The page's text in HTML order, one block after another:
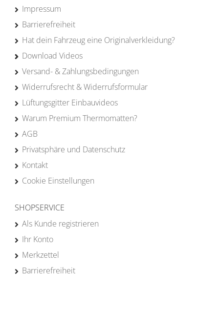
Impressum
Barrierefreiheit
Hat dein Fahrzeug eine Originalverkleidung?
Download Videos
Versand- & Zahlungsbedingungen
Widerrufsrecht & Widerrufsformular
Lüftungsgitter Einbauvideos
Warum Premium Thermomatten?
AGB
Privatsphäre und Datenschutz
Kontakt
Cookie Einstellungen
SHOPSERVICE
Als Kunde registrieren
Ihr Konto
Merkzettel
Barrierefreiheit